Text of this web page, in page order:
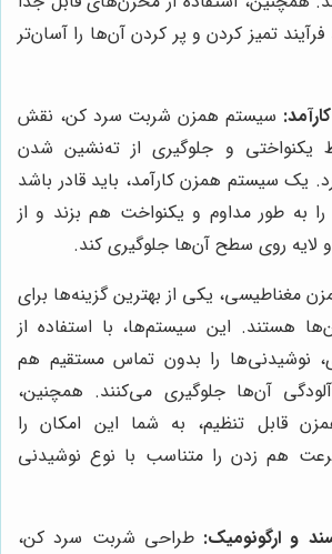
تمیز کردن و پر کردن آن‌ها را آسان‌تر
سیستم همزن شربت سرد کن، نقش
و جلوگیری از ته‌نشین شدن
یک سیستم همزن کارآمد، باید قادر باشد
به طور مداوم و یکنواخت هم بزند و از
روی سطح آن‌ها جلوگیری کند.
مغناطیسی، یکی از بهترین گزینه‌ها برای
هستند. این سیستم‌ها، با استفاده از
نوشیدنی‌ها را بدون تماس مستقیم هم
آن‌ها جلوگیری می‌کنند. همچنین،
قابل تنظیم، به شما این امکان را
هم زدن را متناسب با نوع نوشیدنی
و ارگونومیک: طراحی شربت سرد کن،